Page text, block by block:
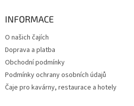
INFORMACE
O našich čajích
Doprava a platba
Obchodní podmínky
Podmínky ochrany osobních údajů
Čaje pro kavárny, restaurace a hotely